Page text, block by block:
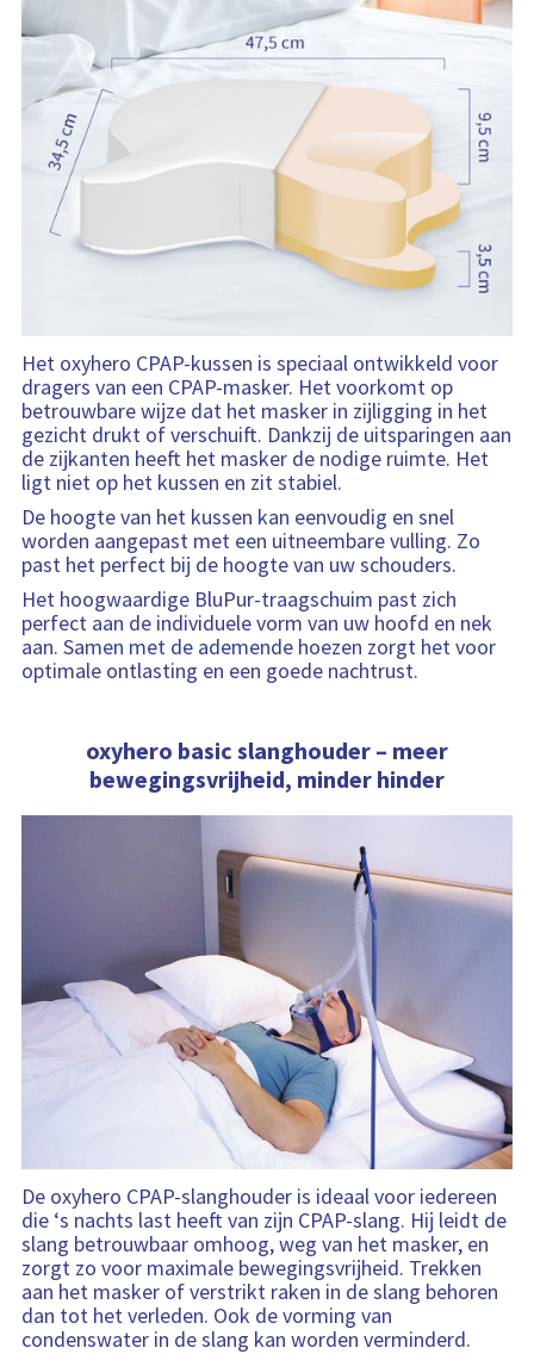
Het oxyhero CPAP-kussen is speciaal ontwikkeld voor
dragers van een CPAP-masker. Het voorkomt op
betrouwbare wijze dat het masker in zijligging in het
gezicht drukt of verschuift. Dankzij de uitsparingen aan
de zijkanten heeft het masker de nodige ruimte. Het
ligt niet op het kussen en zit stabiel.
De hoogte van het kussen kan eenvoudig en snel
worden aangepast met een uitneembare vulling. Zo
past het perfect bij de hoogte van uw schouders.
Het hoogwaardige BluPur-traagschuim past zich
perfect aan de individuele vorm van uw hoofd en nek
aan. Samen met de ademende hoezen zorgt het voor
optimale ontlasting en een goede nachtrust.
De oxyhero CPAP-slanghouder is ideaal voor iedereen
die ‘s nachts last heeft van zijn CPAP-slang. Hij leidt de
slang betrouwbaar omhoog, weg van het masker, en
zorgt zo voor maximale bewegingsvrijheid. Trekken
aan het masker of verstrikt raken in de slang behoren
dan tot het verleden. Ook de vorming van
condenswater in de slang kan worden verminderd.
oxyhero basic slanghouder – meer
bewegingsvrijheid, minder hinder